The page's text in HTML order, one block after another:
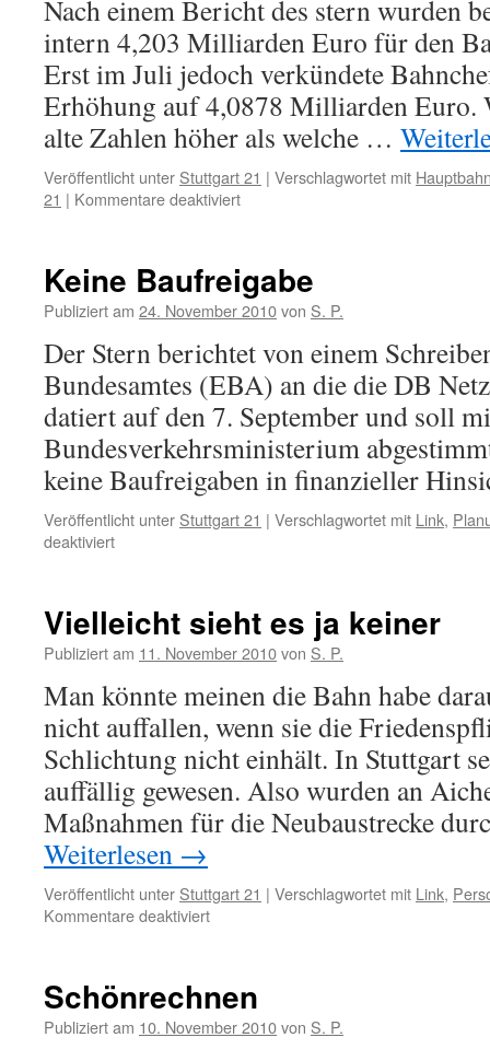
Nach einem Bericht des stern wurden
intern 4,203 Milliarden Euro für den
Erst im Juli jedoch verkündete
Erhöhung auf 4,0878 Milliarden Euro.
alte Zahlen höher als welche …
Veröffentlicht unter Stuttgart 21 | Verschlagwortet mit
21 | Kommentare deaktiviertfür
den
Kosten
Keine Baufreigabe
Publiziert am 24. November 2010von S. P.
Der Stern berichtet von einem
Bundesamtes (EBA) an die die DB
datiert auf den 7. September und soll
Bundesverkehrsministerium
keine Baufreigaben in finanzieller
Veröffentlicht unter Stuttgart 21 | Verschlagwortet mit Link,
deaktiviertfür
Vielleicht sieht es ja keiner
Publiziert am 11. November 2010von S. P.
Man könnte meinen die Bahn habe
nicht auffallen, wenn sie die
Schlichtung nicht einhält. In Stuttgart
auffällig gewesen. Also wurden an
Maßnahmen für die Neubaustrecke
Weiterlesen →
Veröffentlicht unter Stuttgart 21 | Verschlagwortet mit Link,
Kommentare deaktiviertfür
ja
keiner
Schönrechnen
Publiziert am 10. November 2010von S. P.